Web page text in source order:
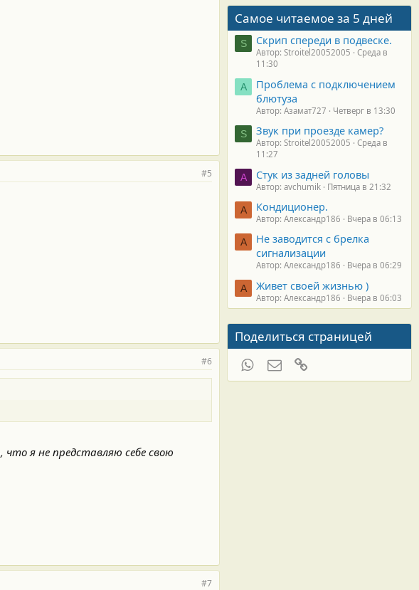
#5
#6
я не представляю себе свою
#7
Самое читаемое за 5 дней
S Скрип спереди в подвеске.
Автор: Stroitel20052005
Среда в
11:30
А
Проблема с подключением
блютуза
Автор: Азамат727 Четверг в 13:30
S Звук при проезде камер?
Автор: Stroitel20052005
Среда в
11:27
A Стук из задней головы
Автор: avchumik Пятница в 21:32
А Кондиционер.
Автор: Александр186 Вчера в 06:13
А
Не заводится с брелка
сигнализации
Автор: Александр186 Вчера в 06:29
А Живет своей жизнью )
Автор: Александр186 Вчера в 06:03
Поделиться страницей
WhatsAppЭлектронная почта